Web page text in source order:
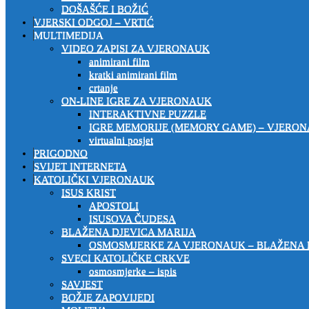
DOŠAŠĆE I BOŽIĆ
VJERSKI ODGOJ – VRTIĆ
MULTIMEDIJA
VIDEO ZAPISI ZA VJERONAUK
animirani film
kratki animirani film
crtanje
ON-LINE IGRE ZA VJERONAUK
INTERAKTIVNE PUZZLE
IGRE MEMORIJE (MEMORY GAME) –
virtualni posjet
PRIGODNO
SVIJET INTERNETA
KATOLIČKI VJERONAUK
ISUS KRIST
APOSTOLI
ISUSOVA ČUDESA
BLAŽENA DJEVICA MARIJA
OSMOSMJERKE ZA VJERONAUK – BLAŽENA
SVECI KATOLIČKE CRKVE
osmosmjerke – ispis
SAVJEST
BOŽJE ZAPOVIJEDI